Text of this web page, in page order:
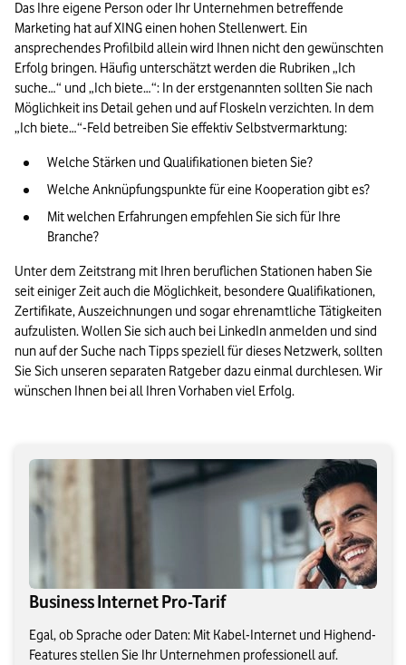
Das Ihre eigene Person oder Ihr Unternehmen betreffende
Marketing hat auf XING einen hohen Stellenwert. Ein
ansprechendes Profilbild allein wird Ihnen nicht den gewünschten
Erfolg bringen. Häufig unterschätzt werden die Rubriken „Ich
suche…“ und „Ich biete…“: In der erstgenannten sollten Sie nach
Möglichkeit ins Detail gehen und auf Floskeln verzichten. In dem
„Ich biete…“-Feld betreiben Sie effektiv Selbstvermarktung:
Welche Stärken und Qualifikationen bieten Sie?
Welche Anknüpfungspunkte für eine Kooperation gibt es?
Mit welchen Erfahrungen empfehlen Sie sich für Ihre
Branche?
Unter dem Zeitstrang mit Ihren beruflichen Stationen haben Sie
seit einiger Zeit auch die Möglichkeit, besondere Qualifikationen,
Zertifikate, Auszeichnungen und sogar ehrenamtliche Tätigkeiten
aufzulisten. Wollen Sie sich auch bei LinkedIn anmelden und sind
nun auf der Suche nach Tipps speziell für dieses Netzwerk, sollten
Sie Sich unseren separaten Ratgeber dazu einmal durchlesen. Wir
wünschen Ihnen bei all Ihren Vorhaben viel Erfolg.
Business Internet Pro-Tarif
Egal, ob Sprache oder Daten: Mit Kabel-Internet und Highend-
Features stellen Sie Ihr Unternehmen professionell auf.